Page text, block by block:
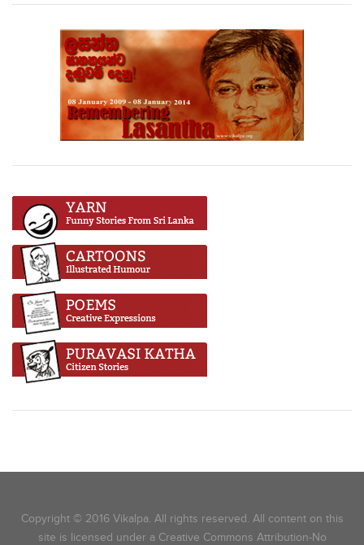
Copyright © 2016 Vikalpa. All rights reserved. All content on this
site is licensed under a Creative Commons Attribution-No